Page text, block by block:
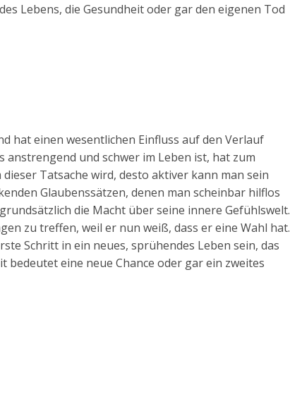
Lebens, die Gesundheit oder gar den eigenen Tod
hat einen wesentlichen Einfluss auf den Verlauf
anstrengend und schwer im Leben ist, hat zum
Tatsache wird, desto aktiver kann man sein
Glaubenssätzen, denen man scheinbar hilflos
die Macht über seine innere Gefühlswelt.
zu treffen, weil er nun weiß, dass er eine Wahl hat.
Schritt in ein neues, sprühendes Leben sein, das
bedeutet eine neue Chance oder gar ein zweites